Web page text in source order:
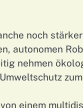
noch
autonomen
nehmen
einem